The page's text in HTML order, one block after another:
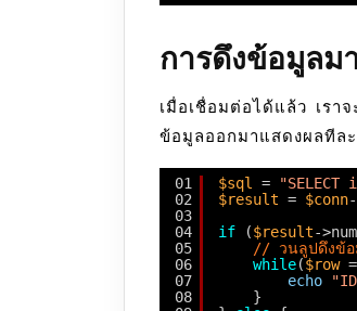
การดึงข้อมูลม
เมื่อเชื่อมต่อได้แล้ว เรา
ข้อมูลออกมาแสดงผลทีล
01
02
03
04
05
06
07
08
$sql =
$result = $conn
if
($result-
// วนลูปดึงข้อ
while($row =
echo
}